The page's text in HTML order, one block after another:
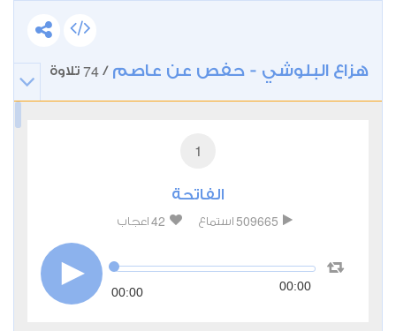
هزاع البلوشي - حفص عن عاصم /
74 تلاوة
1
الفاتحة
509665 استماع 42 اعجاب
00:00 00:00